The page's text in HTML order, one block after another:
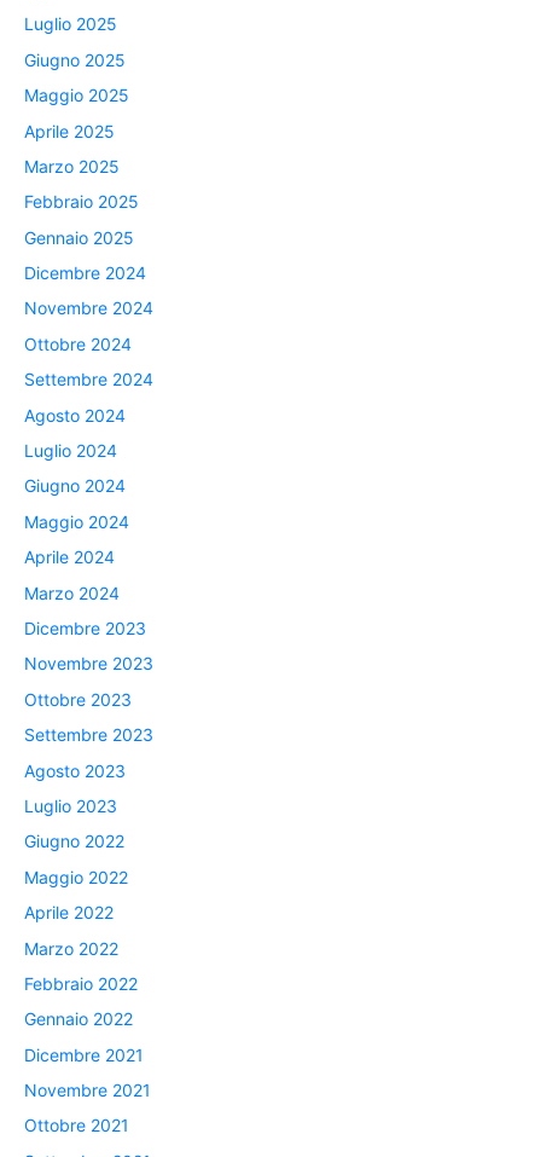
Luglio 2025
Giugno 2025
Maggio 2025
Aprile 2025
Marzo 2025
Febbraio 2025
Gennaio 2025
Dicembre 2024
Novembre 2024
Ottobre 2024
Settembre 2024
Agosto 2024
Luglio 2024
Giugno 2024
Maggio 2024
Aprile 2024
Marzo 2024
Dicembre 2023
Novembre 2023
Ottobre 2023
Settembre 2023
Agosto 2023
Luglio 2023
Giugno 2022
Maggio 2022
Aprile 2022
Marzo 2022
Febbraio 2022
Gennaio 2022
Dicembre 2021
Novembre 2021
Ottobre 2021